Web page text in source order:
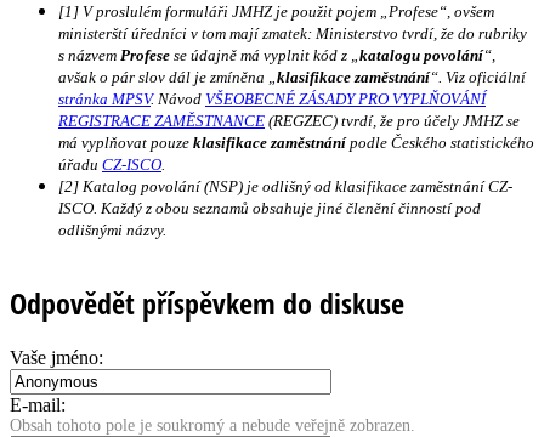
[1] V proslulém formuláři JMHZ je použit pojem „Profese“, ovšem
ministerští úředníci v tom mají zmatek: Ministerstvo tvrdí, že do rubriky
s názvem Profese se údajně má vyplnit kód z „ katalogu povolání“,
avšak o pár slov dál je zmíněna „ klasifikace zaměstnání“. Viz oficiální
stránka MPSV. Návod VŠEOBECNÉ ZÁSADY PRO VYPLŇOVÁNÍ
REGISTRACE ZAMĚSTNANCE (REGZEC) tvrdí, že pro účely JMHZ se
má vyplňovat pouze klasifikace zaměstnánípodle Českého statistického
úřadu CZ-ISCO
[2] Katalog povolání (NSP) je odlišný od klasifikace zaměstnání CZ-
ISCO. Každý z obou seznamů obsahuje jiné členění činností pod
odlišnými názvy.
Odpovědět příspěvkem do diskuse
Vaše jméno:
E-mail:
Obsah tohoto pole je soukromý a nebude veřejně zobrazen.